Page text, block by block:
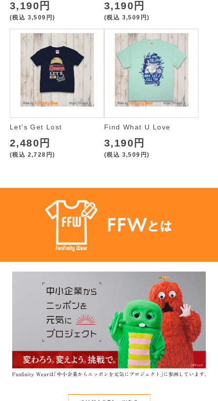
3,190円
(税込 3,509円)
3,190円
(税込 3,509円)
Let’s Get Lost
2,480円
(税込 2,728円)
Find What U Love
3,190円
(税込 3,509円)